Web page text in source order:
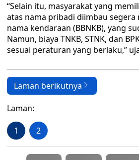
“Selain itu, masyarakat yang
atas nama pribadi diimbau
nama kendaraan (BBNKB), yang
Namun, biaya TNKB, STNK, dan
sesuai peraturan yang berlaku,”
Laman berikutnya
Laman:
1 2